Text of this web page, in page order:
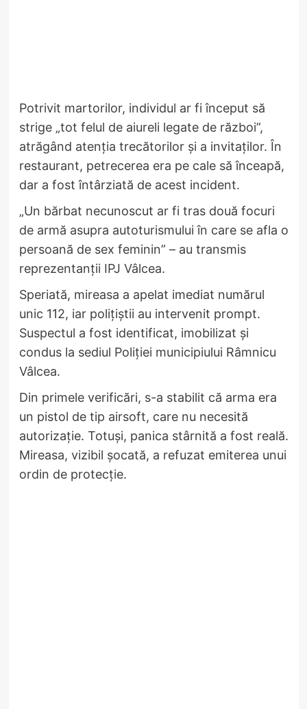
Potrivit martorilor, individul ar fi început să
strige „tot felul de aiureli legate de război”,
atrăgând atenția trecătorilor și a invitaților. În
restaurant, petrecerea era pe cale să înceapă,
dar a fost întârziată de acest incident.
„Un bărbat necunoscut ar fi tras două focuri
de armă asupra autoturismului în care se afla o
persoană de sex feminin” – au transmis
reprezentanții IPJ Vâlcea.
Speriată, mireasa a apelat imediat numărul
unic 112, iar polițiștii au intervenit prompt.
Suspectul a fost identificat, imobilizat și
condus la sediul Poliției municipiului Râmnicu
Vâlcea.
Din primele verificări, s-a stabilit că arma era
un pistol de tip airsoft, care nu necesită
autorizație. Totuși, panica stârnită a fost reală.
Mireasa, vizibil șocată, a refuzat emiterea unui
ordin de protecție.